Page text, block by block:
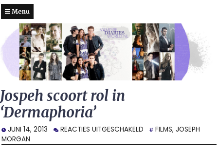
Menu
Jospeh scoort rol in
‘Dermaphoria’
JUNI 14, 2013 REACTIES UITGESCHAKELD VOOR
SCOORT
FILMS, JOSEPH
MORGAN